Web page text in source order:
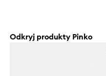
Odkryj produkty Pinko